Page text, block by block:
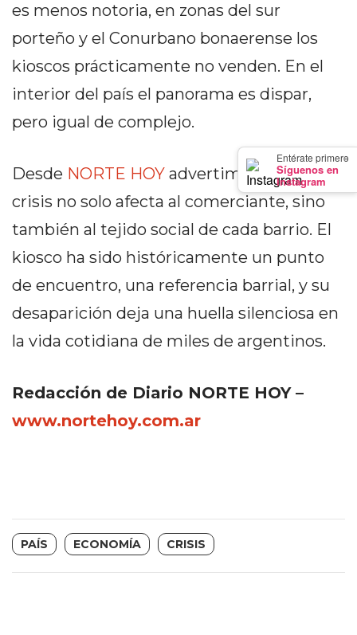
×
Entérate primero
Síguenos en
Instagram
PERGAMINO:
DÓNDE
COMPRAR
MEJOR
GIMNASIO
TIENDA
ONLINE
GRATIS
DEPORTIVOS
EN
PERGAMINO:
PROTEÍNA,
CREATINA
ASESORAMIENTO
PROFESIONAL
es menos notoria, en zonas del sur
porteño y el Conurbano bonaerense los
kioscos prácticamente no venden. En el
interior del país el panorama es dispar,
pero igual de complejo.
Desde NORTE HOY advertimos que esta
crisis no solo afecta al comerciante, sino
también al tejido social de cada barrio. El
kiosco ha sido históricamente un punto
de encuentro, una referencia barrial, y su
desaparición deja una huella silenciosa en
la vida cotidiana de miles de argentinos.
Redacción de Diario NORTE HOY –
www.nortehoy.com.ar
PAÍS ECONOMÍA CRISIS